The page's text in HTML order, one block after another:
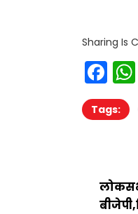
Sharing Is
Tags: